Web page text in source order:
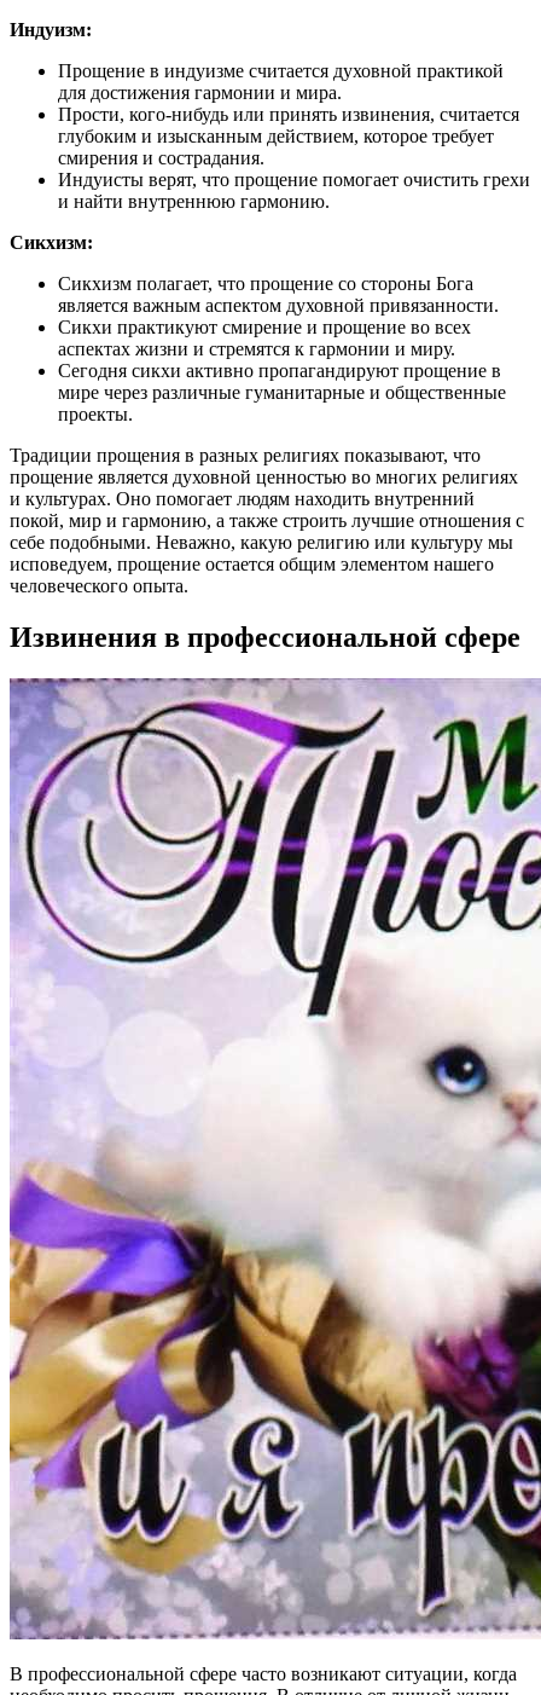
Индуизм:
Прощение в индуизме считается духовной практикой
для достижения гармонии и мира.
Прости, кого-нибудь или принять извинения, считается
глубоким и изысканным действием, которое требует
смирения и сострадания.
Индуисты верят, что прощение помогает очистить грехи
и найти внутреннюю гармонию.
Сикхизм:
Сикхизм полагает, что прощение со стороны Бога
является важным аспектом духовной привязанности.
Сикхи практикуют смирение и прощение во всех
аспектах жизни и стремятся к гармонии и миру.
Сегодня сикхи активно пропагандируют прощение в
мире через различные гуманитарные и общественные
проекты.
Традиции прощения в разных религиях показывают, что
прощение является духовной ценностью во многих религиях
и культурах. Оно помогает людям находить внутренний
покой, мир и гармонию, а также строить лучшие отношения с
себе подобными. Неважно, какую религию или культуру мы
исповедуем, прощение остается общим элементом нашего
человеческого опыта.
Извинения в профессиональной сфере
В профессиональной сфере часто возникают ситуации, когда